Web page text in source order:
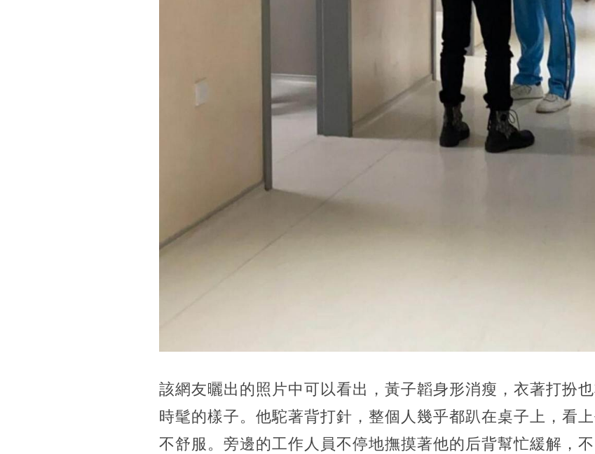
該網友曬出的照片中可以看出，黃子韜身形消瘦，衣著打扮
時髦的樣子。他駝著背打針，整個人幾乎都趴在桌子上，看
不舒服。旁邊的工作人員不停地撫摸著他的后背幫忙緩解，不